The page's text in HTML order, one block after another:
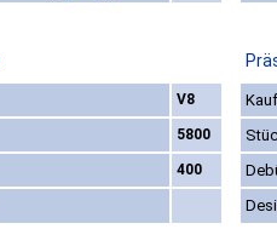
V8
5800
400